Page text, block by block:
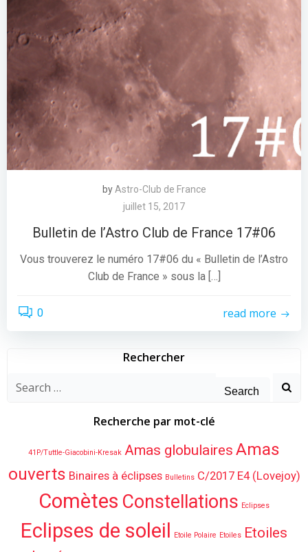
by Astro-Club de France
juillet 15, 2017
Bulletin de l’Astro Club de France 17#06
Vous trouverez le numéro 17#06 du « Bulletin de l’Astro
Club de France » sous la […]
0 read more
Rechercher
Search
Recherche par mot-clé
41P/Tuttle-Giacobini-Kresak Amas globulaires Amas
ouverts Binaires à éclipses Bulletins C/2017 E4 (Lovejoy)
Comètes Constellations Eclipses
Eclipses de soleil Etoile Polaire Etoiles Etoiles